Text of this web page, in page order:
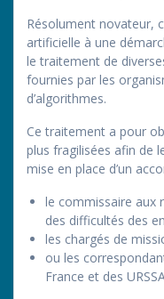
Résolument novateur,
artificielle à une
le traitement de
fournies par les
d’algorithmes.
Ce traitement a pour
plus fragilisées afin de
mise en place d’un
le commissaire aux
des difficultés des
les chargés de
ou les
France et des